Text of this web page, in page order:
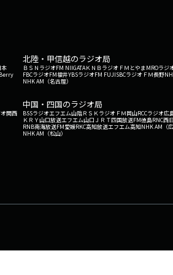
本
北陸・甲信越のラジオ局
ＢＳＮラジオFM NIIGATAＫＮＢラジオ ＦＭとやまMROラジ
FBCラジオFM福井YBSラジオFM FUJISBCラジオ ＦＭ長野
NHK AM（名古屋）
関西
中国・四国のラジオ局
BSSラジオエフエム山陰ＲＳＫラジオ ＦＭ岡山RCCラジオ広
ＫＲＹ山口放送エフエム山口 ＪＲＴ四国放送FM徳島RNC西
RNB南海放送FM愛媛RKC高知放送エフエム高知NHK AM（広
NHK AM（松山）